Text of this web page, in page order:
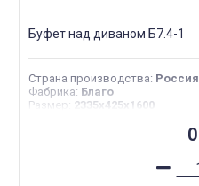
Буфет над диваном Б7.4-1
Страна производства: Россия
Фабрика: Благо
Размер : 2335х425х1600
0